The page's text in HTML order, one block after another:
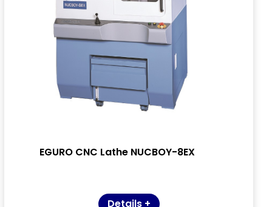
EGURO CNC Lathe NUCBOY-8EX
Details +